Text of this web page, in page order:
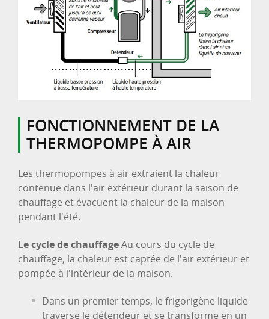
FONCTIONNEMENT DE LA
THERMOPOMPE À AIR
Les thermopompes à air extraient la chaleur
contenue dans l'air extérieur durant la saison de
chauffage et évacuent la chaleur de la maison
pendant l'été.
Le cycle de chauffageAu cours du cycle de
chauffage, la chaleur est captée de l'air extérieur et
pompée à l'intérieur de la maison.
Dans un premier temps, le frigorigène liquide
traverse le détendeur et se transforme en un